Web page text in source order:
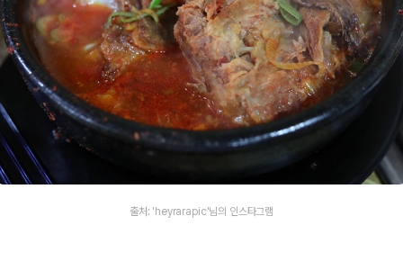
출처: 'heyrarapic'님의 인스타그램